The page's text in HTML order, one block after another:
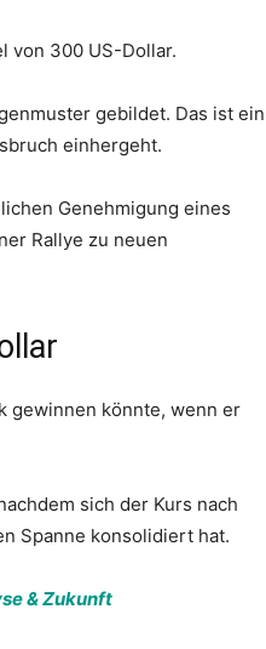
von 300 US-Dollar.
gebildet. Das ist ein
einhergeht.
Genehmigung eines
Rallye zu neuen
gewinnen könnte, wenn er
sich der Kurs nach
Spanne konsolidiert hat.
& Zukunft